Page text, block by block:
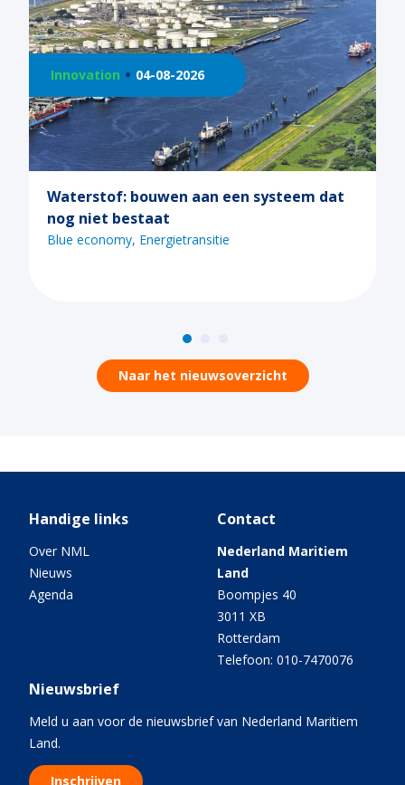
dat
Innovation 21-07-2026
Ontdek de mogelijkheden van Call 2
tijdens een van de Maritiem
webinars
Naar het nieuwsoverzicht
Handige links
Over NML
Nieuws
Agenda
Contact
Nederland Maritiem
Land
Boompjes 40
3011 XB
Rotterdam
Telefoon: 010-7470076
Nieuwsbrief
Meld u aan voor de nieuwsbrief van Nederland Maritiem
Land.
Inschrijven